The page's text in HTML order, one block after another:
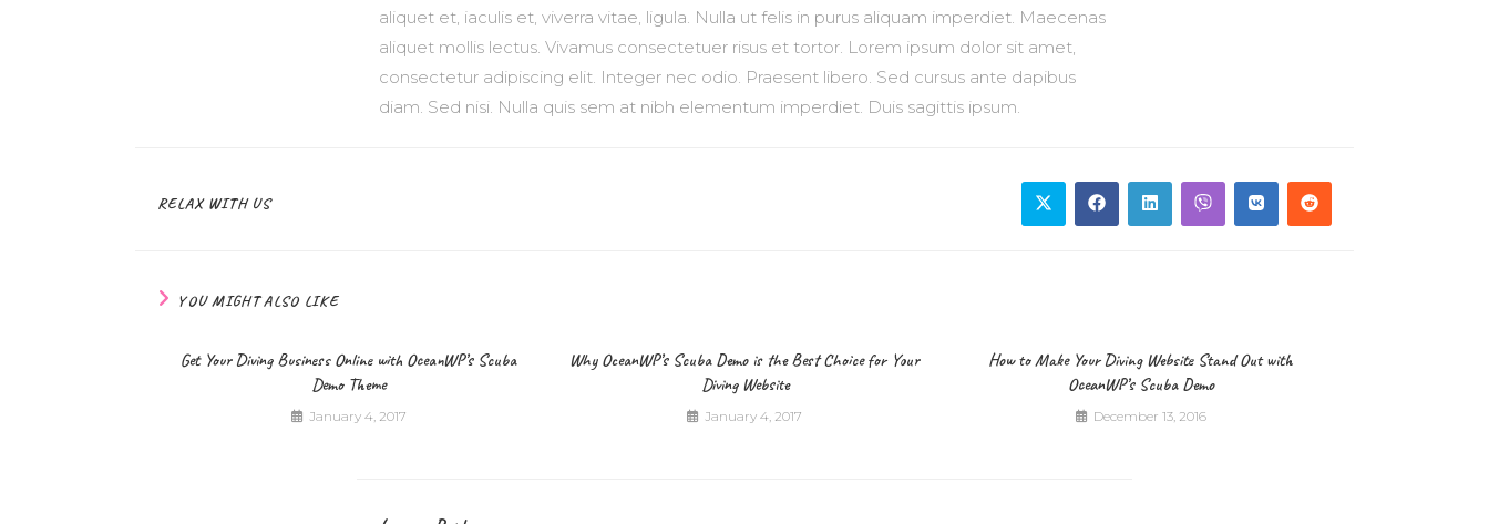
aliquet et, iaculis et, viverra vitae, ligula. Nulla ut felis in purus aliquam imperdiet. Maecenas
aliquet mollis lectus. Vivamus consectetuer risus et tortor. Lorem ipsum dolor sit amet,
consectetur adipiscing elit. Integer nec odio. Praesent libero. Sed cursus ante dapibus
diam. Sed nisi. Nulla quis sem at nibh elementum imperdiet. Duis sagittis ipsum.
RELAX WITH US
YOU MIGHT ALSO LIKE
Get Your Diving Business Online with OceanWP’s Scuba
Demo Theme
January 4, 2017
Why OceanWP’s Scuba Demo is the Best Choice for Your
Diving Website
January 4, 2017
How to Make Your Diving Website Stand Out with
OceanWP’s Scuba Demo
December 13, 2016